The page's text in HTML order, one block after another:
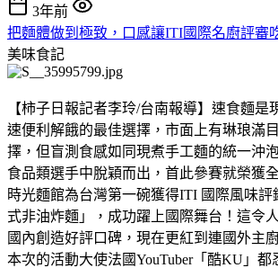
3年前
把麵體做到極致，口感讓ITI國際名廚評審
美味食記
【柿子日報記者李玲/台南報導】速食麵是
速便利解餓的最佳選擇，市面上有琳琅滿
擇，但盲測食感如同現煮手工麵的統一沖
食品類選手中脫穎而出，首此參賽就榮獲
時光麵館為台灣第一碗獲得ITI 國際風味評
式非油炸麵」，成功躍上國際舞台！這令
國內創造好評口碑，現在更紅到連國外主
本次的活動大使法國YouTuber「酷KU」都